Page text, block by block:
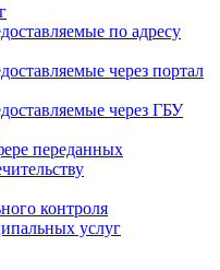
по адресу
через портал
через ГБУ
переданных
контроля
услуг